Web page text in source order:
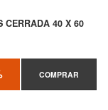
CERRADA 40 X 60
COMPRAR